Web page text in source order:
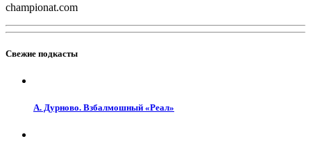
championat.com
Свежие подкасты
А. Дурново. Взбалмошный «Реал»